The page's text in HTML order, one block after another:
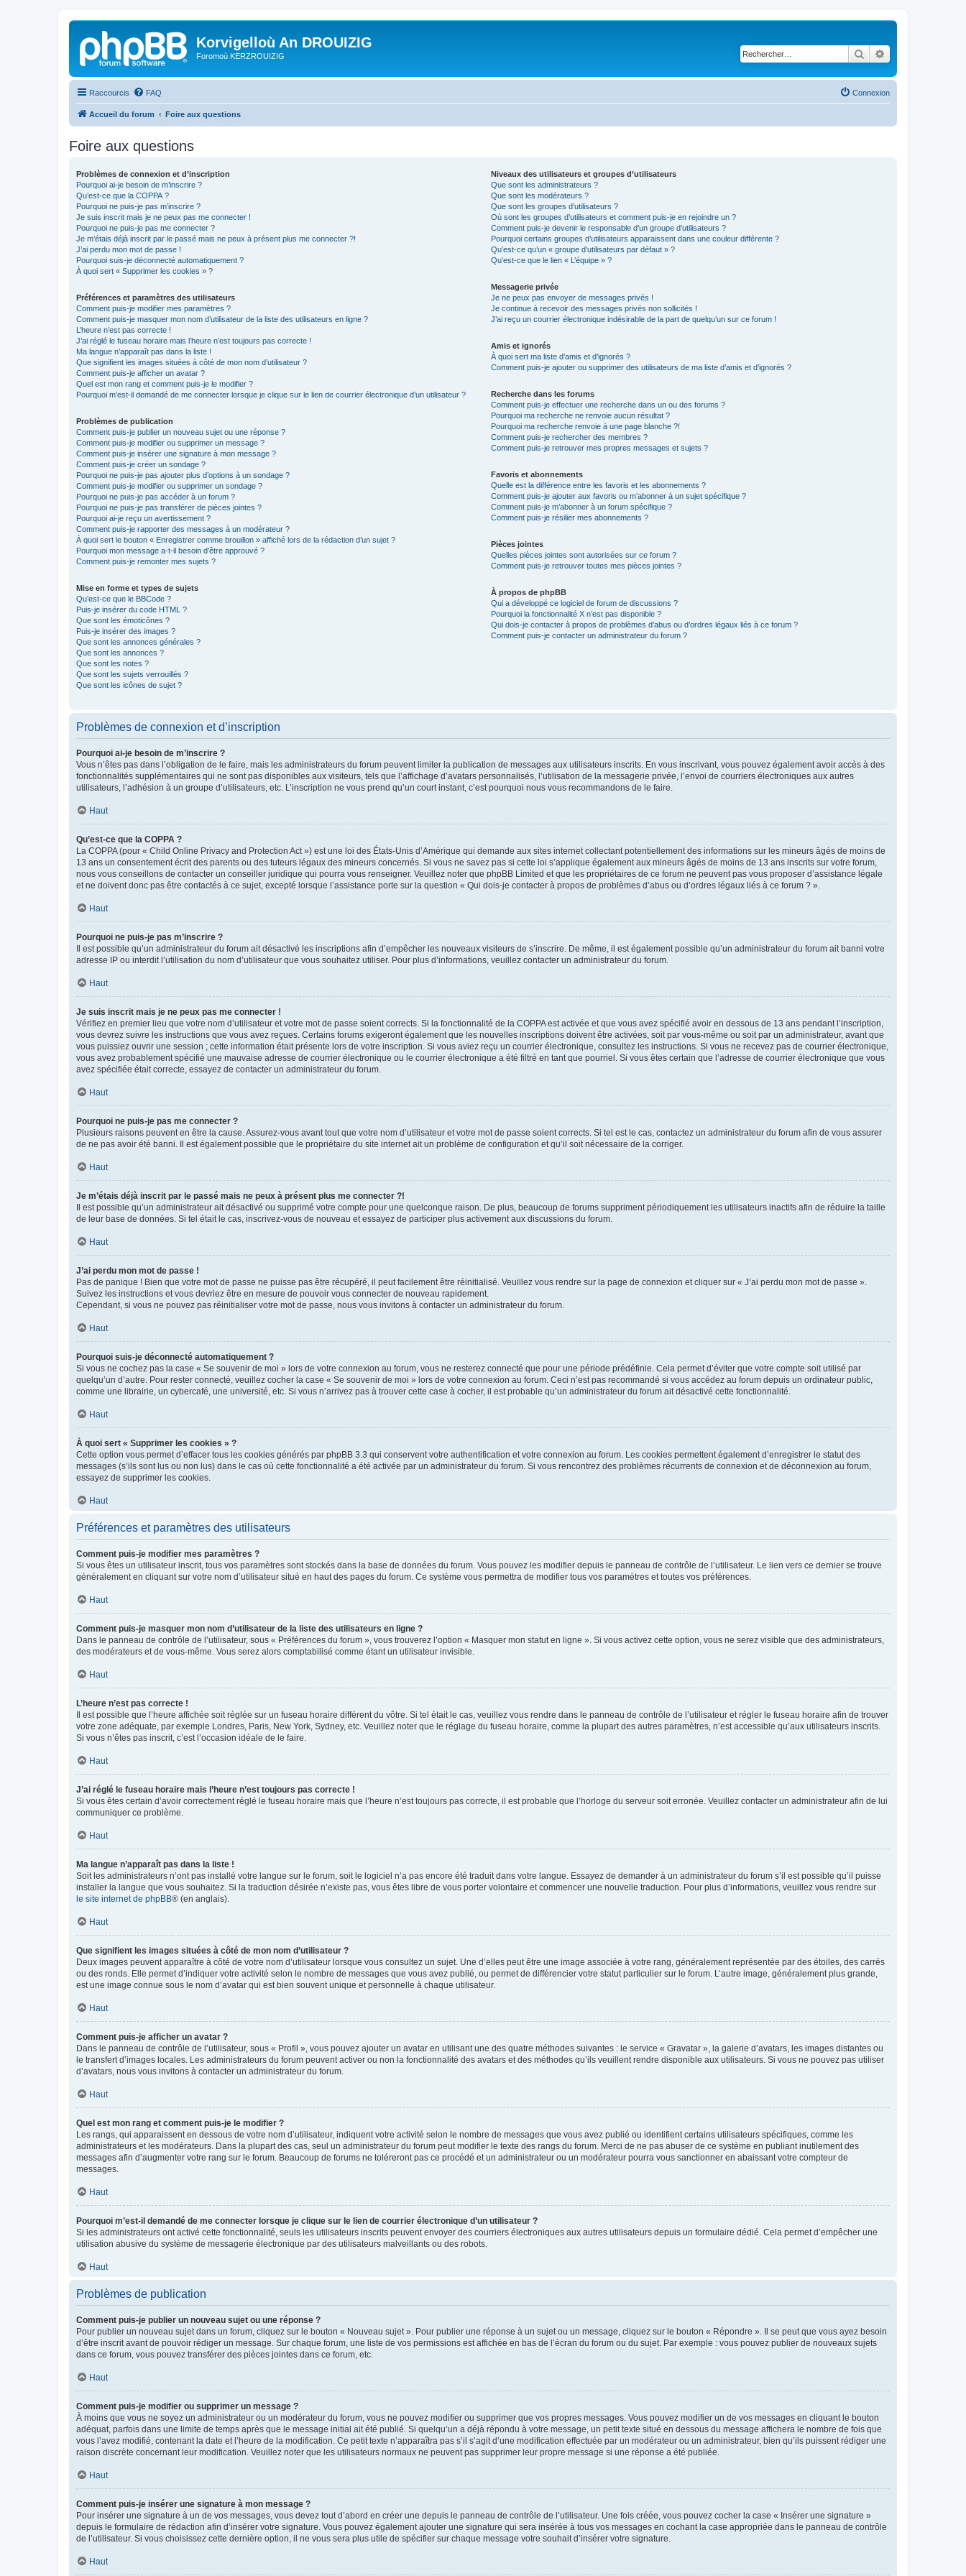
Korvigelloù An DROUIZIG
Foromoù KERZROUIZIG Rechercher
Raccourcis FAQ Connexion
Accueil du forum Foire aux questions
Foire aux questions
Problèmes de connexion et d’inscription
Pourquoi ai-je besoin de m’inscrire ?
Qu’est-ce que la COPPA ?
Pourquoi ne puis-je pas m’inscrire ?
Je suis inscrit mais je ne peux pas me connecter !
Pourquoi ne puis-je pas me connecter ?
Je m’étais déjà inscrit par le passé mais ne peux à présent plus me connecter ?!
J’ai perdu mon mot de passe !
Pourquoi suis-je déconnecté automatiquement ?
À quoi sert « Supprimer les cookies » ?
Préférences et paramètres des utilisateurs
Comment puis-je modifier mes paramètres ?
Comment puis-je masquer mon nom d’utilisateur de la liste des utilisateurs en ligne ?
L’heure n’est pas correcte !
J’ai réglé le fuseau horaire mais l’heure n’est toujours pas correcte !
Ma langue n’apparaît pas dans la liste !
Que signifient les images situées à côté de mon nom d’utilisateur ?
Comment puis-je afficher un avatar ?
Quel est mon rang et comment puis-je le modifier ?
Pourquoi m’est-il demandé de me connecter lorsque je clique sur le lien de courrier électronique d’un utilisateur ?
Problèmes de publication
Comment puis-je publier un nouveau sujet ou une réponse ?
Comment puis-je modifier ou supprimer un message ?
Comment puis-je insérer une signature à mon message ?
Comment puis-je créer un sondage ?
Pourquoi ne puis-je pas ajouter plus d’options à un sondage ?
Comment puis-je modifier ou supprimer un sondage ?
Pourquoi ne puis-je pas accéder à un forum ?
Pourquoi ne puis-je pas transférer de pièces jointes ?
Pourquoi ai-je reçu un avertissement ?
Comment puis-je rapporter des messages à un modérateur ?
À quoi sert le bouton « Enregistrer comme brouillon » affiché lors de la rédaction d’un sujet ?
Pourquoi mon message a-t-il besoin d’être approuvé ?
Comment puis-je remonter mes sujets ?
Mise en forme et types de sujets
Qu’est-ce que le BBCode ?
Puis-je insérer du code HTML ?
Que sont les émoticônes ?
Puis-je insérer des images ?
Que sont les annonces générales ?
Que sont les annonces ?
Que sont les notes ?
Que sont les sujets verrouillés ?
Que sont les icônes de sujet ?
Niveaux des utilisateurs et groupes d’utilisateurs
Que sont les administrateurs ?
Que sont les modérateurs ?
Que sont les groupes d’utilisateurs ?
Où sont les groupes d’utilisateurs et comment puis-je en rejoindre un ?
Comment puis-je devenir le responsable d’un groupe d’utilisateurs ?
Pourquoi certains groupes d’utilisateurs apparaissent dans une couleur différente ?
Qu’est-ce qu’un « groupe d’utilisateurs par défaut » ?
Qu’est-ce que le lien « L’équipe » ?
Messagerie privée
Je ne peux pas envoyer de messages privés !
Je continue à recevoir des messages privés non sollicités !
J’ai reçu un courrier électronique indésirable de la part de quelqu’un sur ce forum !
Amis et ignorés
À quoi sert ma liste d’amis et d’ignorés ?
Comment puis-je ajouter ou supprimer des utilisateurs de ma liste d’amis et d’ignorés ?
Recherche dans les forums
Comment puis-je effectuer une recherche dans un ou des forums ?
Pourquoi ma recherche ne renvoie aucun résultat ?
Pourquoi ma recherche renvoie à une page blanche ?!
Comment puis-je rechercher des membres ?
Comment puis-je retrouver mes propres messages et sujets ?
Favoris et abonnements
Quelle est la différence entre les favoris et les abonnements ?
Comment puis-je ajouter aux favoris ou m’abonner à un sujet spécifique ?
Comment puis-je m’abonner à un forum spécifique ?
Comment puis-je résilier mes abonnements ?
Pièces jointes
Quelles pièces jointes sont autorisées sur ce forum ?
Comment puis-je retrouver toutes mes pièces jointes ?
À propos de phpBB
Qui a développé ce logiciel de forum de discussions ?
Pourquoi la fonctionnalité X n’est pas disponible ?
Qui dois-je contacter à propos de problèmes d’abus ou d’ordres légaux liés à ce forum ?
Comment puis-je contacter un administrateur du forum ?
Problèmes de connexion et d’inscription
Pourquoi ai-je besoin de m’inscrire ?
Vous n’êtes pas dans l’obligation de le faire, mais les administrateurs du forum peuvent limiter la publication de messages aux utilisateurs inscrits. En vous inscrivant, vous pouvez également avoir accès à des
fonctionnalités supplémentaires qui ne sont pas disponibles aux visiteurs, tels que l’affichage d’avatars personnalisés, l’utilisation de la messagerie privée, l’envoi de courriers électroniques aux autres
utilisateurs, l’adhésion à un groupe d’utilisateurs, etc. L’inscription ne vous prend qu’un court instant, c’est pourquoi nous vous recommandons de le faire.
Haut
Qu’est-ce que la COPPA ?
La COPPA (pour « Child Online Privacy and Protection Act ») est une loi des États-Unis d’Amérique qui demande aux sites internet collectant potentiellement des informations sur les mineurs âgés de moins de
13 ans un consentement écrit des parents ou des tuteurs légaux des mineurs concernés. Si vous ne savez pas si cette loi s’applique également aux mineurs âgés de moins de 13 ans inscrits sur votre forum,
nous vous conseillons de contacter un conseiller juridique qui pourra vous renseigner. Veuillez noter que phpBB Limited et que les propriétaires de ce forum ne peuvent pas vous proposer d’assistance légale
et ne doivent donc pas être contactés à ce sujet, excepté lorsque l’assistance porte sur la question « Qui dois-je contacter à propos de problèmes d’abus ou d’ordres légaux liés à ce forum ? ».
Haut
Pourquoi ne puis-je pas m’inscrire ?
Il est possible qu’un administrateur du forum ait désactivé les inscriptions afin d’empêcher les nouveaux visiteurs de s’inscrire. De même, il est également possible qu’un administrateur du forum ait banni votre
adresse IP ou interdit l’utilisation du nom d’utilisateur que vous souhaitez utiliser. Pour plus d’informations, veuillez contacter un administrateur du forum.
Haut
Je suis inscrit mais je ne peux pas me connecter !
Vérifiez en premier lieu que votre nom d’utilisateur et votre mot de passe soient corrects. Si la fonctionnalité de la COPPA est activée et que vous avez spécifié avoir en dessous de 13 ans pendant l’inscription,
vous devrez suivre les instructions que vous avez reçues. Certains forums exigeront également que les nouvelles inscriptions doivent être activées, soit par vous-même ou soit par un administrateur, avant que
vous puissiez ouvrir une session ; cette information était présente lors de votre inscription. Si vous aviez reçu un courrier électronique, consultez les instructions. Si vous ne recevez pas de courrier électronique,
vous avez probablement spécifié une mauvaise adresse de courrier électronique ou le courrier électronique a été filtré en tant que pourriel. Si vous êtes certain que l’adresse de courrier électronique que vous
avez spécifiée était correcte, essayez de contacter un administrateur du forum.
Haut
Pourquoi ne puis-je pas me connecter ?
Plusieurs raisons peuvent en être la cause. Assurez-vous avant tout que votre nom d’utilisateur et votre mot de passe soient corrects. Si tel est le cas, contactez un administrateur du forum afin de vous assurer
de ne pas avoir été banni. Il est également possible que le propriétaire du site internet ait un problème de configuration et qu’il soit nécessaire de la corriger.
Haut
Je m’étais déjà inscrit par le passé mais ne peux à présent plus me connecter ?!
Il est possible qu’un administrateur ait désactivé ou supprimé votre compte pour une quelconque raison. De plus, beaucoup de forums suppriment périodiquement les utilisateurs inactifs afin de réduire la taille
de leur base de données. Si tel était le cas, inscrivez-vous de nouveau et essayez de participer plus activement aux discussions du forum.
Haut
J’ai perdu mon mot de passe !
Pas de panique ! Bien que votre mot de passe ne puisse pas être récupéré, il peut facilement être réinitialisé. Veuillez vous rendre sur la page de connexion et cliquer sur « J’ai perdu mon mot de passe ».
Suivez les instructions et vous devriez être en mesure de pouvoir vous connecter de nouveau rapidement.
Cependant, si vous ne pouvez pas réinitialiser votre mot de passe, nous vous invitons à contacter un administrateur du forum.
Haut
Pourquoi suis-je déconnecté automatiquement ?
Si vous ne cochez pas la case « Se souvenir de moi » lors de votre connexion au forum, vous ne resterez connecté que pour une période prédéfinie. Cela permet d’éviter que votre compte soit utilisé par
quelqu’un d’autre. Pour rester connecté, veuillez cocher la case « Se souvenir de moi » lors de votre connexion au forum. Ceci n’est pas recommandé si vous accédez au forum depuis un ordinateur public,
comme une librairie, un cybercafé, une université, etc. Si vous n’arrivez pas à trouver cette case à cocher, il est probable qu’un administrateur du forum ait désactivé cette fonctionnalité.
Haut
À quoi sert « Supprimer les cookies » ?
Cette option vous permet d’effacer tous les cookies générés par phpBB 3.3 qui conservent votre authentification et votre connexion au forum. Les cookies permettent également d’enregistrer le statut des
messages (s’ils sont lus ou non lus) dans le cas où cette fonctionnalité a été activée par un administrateur du forum. Si vous rencontrez des problèmes récurrents de connexion et de déconnexion au forum,
essayez de supprimer les cookies.
Haut
Préférences et paramètres des utilisateurs
Comment puis-je modifier mes paramètres ?
Si vous êtes un utilisateur inscrit, tous vos paramètres sont stockés dans la base de données du forum. Vous pouvez les modifier depuis le panneau de contrôle de l’utilisateur. Le lien vers ce dernier se trouve
généralement en cliquant sur votre nom d’utilisateur situé en haut des pages du forum. Ce système vous permettra de modifier tous vos paramètres et toutes vos préférences.
Haut
Comment puis-je masquer mon nom d’utilisateur de la liste des utilisateurs en ligne ?
Dans le panneau de contrôle de l’utilisateur, sous « Préférences du forum », vous trouverez l’option « Masquer mon statut en ligne ». Si vous activez cette option, vous ne serez visible que des administrateurs,
des modérateurs et de vous-même. Vous serez alors comptabilisé comme étant un utilisateur invisible.
Haut
L’heure n’est pas correcte !
Il est possible que l’heure affichée soit réglée sur un fuseau horaire différent du vôtre. Si tel était le cas, veuillez vous rendre dans le panneau de contrôle de l’utilisateur et régler le fuseau horaire afin de trouver
votre zone adéquate, par exemple Londres, Paris, New York, Sydney, etc. Veuillez noter que le réglage du fuseau horaire, comme la plupart des autres paramètres, n’est accessible qu’aux utilisateurs inscrits.
Si vous n’êtes pas inscrit, c’est l’occasion idéale de le faire.
Haut
J’ai réglé le fuseau horaire mais l’heure n’est toujours pas correcte !
Si vous êtes certain d’avoir correctement réglé le fuseau horaire mais que l’heure n’est toujours pas correcte, il est probable que l’horloge du serveur soit erronée. Veuillez contacter un administrateur afin de lui
communiquer ce problème.
Haut
Ma langue n’apparaît pas dans la liste !
Soit les administrateurs n’ont pas installé votre langue sur le forum, soit le logiciel n’a pas encore été traduit dans votre langue. Essayez de demander à un administrateur du forum s’il est possible qu’il puisse
installer la langue que vous souhaitez. Si la traduction désirée n’existe pas, vous êtes libre de vous porter volontaire et commencer une nouvelle traduction. Pour plus d’informations, veuillez vous rendre sur
le site internet de phpBB® (en anglais).
Haut
Que signifient les images situées à côté de mon nom d’utilisateur ?
Deux images peuvent apparaître à côté de votre nom d’utilisateur lorsque vous consultez un sujet. Une d’elles peut être une image associée à votre rang, généralement représentée par des étoiles, des carrés
ou des ronds. Elle permet d’indiquer votre activité selon le nombre de messages que vous avez publié, ou permet de différencier votre statut particulier sur le forum. L’autre image, généralement plus grande,
est une image connue sous le nom d’avatar qui est bien souvent unique et personnelle à chaque utilisateur.
Haut
Comment puis-je afficher un avatar ?
Dans le panneau de contrôle de l’utilisateur, sous « Profil », vous pouvez ajouter un avatar en utilisant une des quatre méthodes suivantes : le service « Gravatar », la galerie d’avatars, les images distantes ou
le transfert d’images locales. Les administrateurs du forum peuvent activer ou non la fonctionnalité des avatars et des méthodes qu’ils veuillent rendre disponible aux utilisateurs. Si vous ne pouvez pas utiliser
d’avatars, nous vous invitons à contacter un administrateur du forum.
Haut
Quel est mon rang et comment puis-je le modifier ?
Les rangs, qui apparaissent en dessous de votre nom d’utilisateur, indiquent votre activité selon le nombre de messages que vous avez publié ou identifient certains utilisateurs spécifiques, comme les
administrateurs et les modérateurs. Dans la plupart des cas, seul un administrateur du forum peut modifier le texte des rangs du forum. Merci de ne pas abuser de ce système en publiant inutilement des
messages afin d’augmenter votre rang sur le forum. Beaucoup de forums ne toléreront pas ce procédé et un administrateur ou un modérateur pourra vous sanctionner en abaissant votre compteur de
messages.
Haut
Pourquoi m’est-il demandé de me connecter lorsque je clique sur le lien de courrier électronique d’un utilisateur ?
Si les administrateurs ont activé cette fonctionnalité, seuls les utilisateurs inscrits peuvent envoyer des courriers électroniques aux autres utilisateurs depuis un formulaire dédié. Cela permet d’empêcher une
utilisation abusive du système de messagerie électronique par des utilisateurs malveillants ou des robots.
Haut
Problèmes de publication
Comment puis-je publier un nouveau sujet ou une réponse ?
Pour publier un nouveau sujet dans un forum, cliquez sur le bouton « Nouveau sujet ». Pour publier une réponse à un sujet ou un message, cliquez sur le bouton « Répondre ». Il se peut que vous ayez besoin
d’être inscrit avant de pouvoir rédiger un message. Sur chaque forum, une liste de vos permissions est affichée en bas de l’écran du forum ou du sujet. Par exemple : vous pouvez publier de nouveaux sujets
dans ce forum, vous pouvez transférer des pièces jointes dans ce forum, etc.
Haut
Comment puis-je modifier ou supprimer un message ?
À moins que vous ne soyez un administrateur ou un modérateur du forum, vous ne pouvez modifier ou supprimer que vos propres messages. Vous pouvez modifier un de vos messages en cliquant le bouton
adéquat, parfois dans une limite de temps après que le message initial ait été publié. Si quelqu’un a déjà répondu à votre message, un petit texte situé en dessous du message affichera le nombre de fois que
vous l’avez modifié, contenant la date et l’heure de la modification. Ce petit texte n’apparaîtra pas s’il s’agit d’une modification effectuée par un modérateur ou un administrateur, bien qu’ils puissent rédiger une
raison discrète concernant leur modification. Veuillez noter que les utilisateurs normaux ne peuvent pas supprimer leur propre message si une réponse a été publiée.
Haut
Comment puis-je insérer une signature à mon message ?
Pour insérer une signature à un de vos messages, vous devez tout d’abord en créer une depuis le panneau de contrôle de l’utilisateur. Une fois créée, vous pouvez cocher la case « Insérer une signature »
depuis le formulaire de rédaction afin d’insérer votre signature. Vous pouvez également ajouter une signature qui sera insérée à tous vos messages en cochant la case appropriée dans le panneau de contrôle
de l’utilisateur. Si vous choisissez cette dernière option, il ne vous sera plus utile de spécifier sur chaque message votre souhait d’insérer votre signature.
Haut